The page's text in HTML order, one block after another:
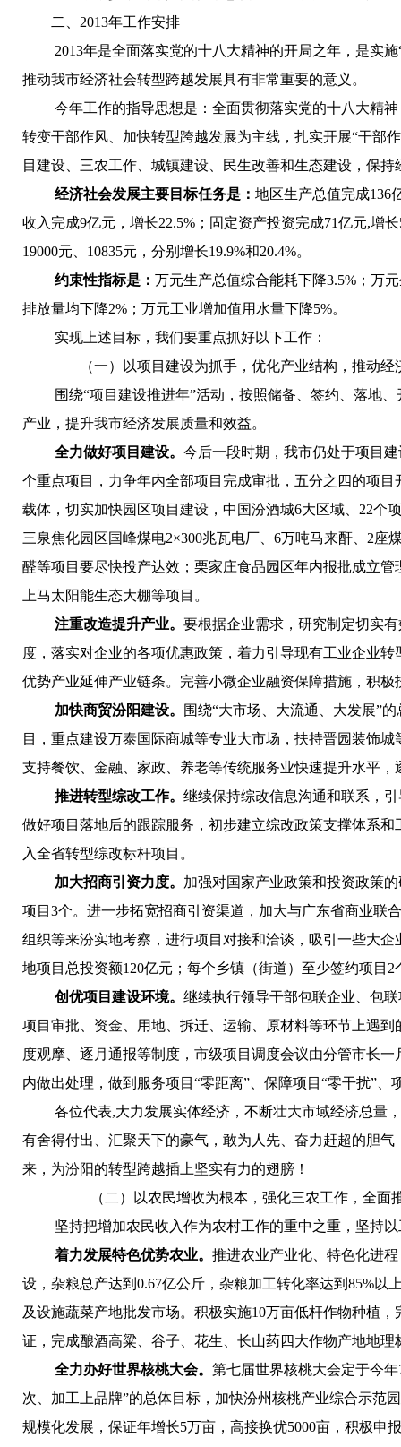
二、2013年工作安排
2013年是全面落实党的十八大精神的开局之年，是实
推动我市经济社会转型跨越发展具有非常重要的意义。
今年工作的指导思想是： 全面贯彻落实党的十八大精
转变干部作风、加快转型跨越发展为主线，扎实开展“干部
目建设、三农工作、城镇建设、民生改善和生态建设，保
经济社会发展主要目标任务是： 地区生产总值完成136
收入完成9亿元，增长22.5%；固定资产投资完成71亿元,增
19000元、10835元，分别增长19.9%和20.4%。
约束性指标是： 万元生产总值综合能耗下降3.5%；万
排放量均下降2%；万元工业增加值用水量下降5%。
实现上述目标，我们要重点抓好以下工作：
（一）以项目建设为抓手，优化产业结构，推动经
围绕“项目建设推进年”活动，按照储备、签约、落地
产业，提升我市经济发展质量和效益。
全力做好项目建设。 今后一段时期，我市仍处于项目
个重点项目，力争年内全部项目完成审批，五分之四的项
载体，切实加快园区项目建设，中国汾酒城6大区域、22个
三泉焦化园区国峰煤电2×300兆瓦电厂、6万吨马来酐、2
醛等项目要尽快投产达效；栗家庄食品园区年内报批成立
上马太阳能生态大棚等项目。
注重改造提升产业。 要根据企业需求，研究制定切实
度，落实对企业的各项优惠政策，着力引导现有工业企业
优势产业延伸产业链条。 完善小微企业融资保障措施，积极
加快商贸汾阳建设。
围绕“大市场、大流通、大发展”
目，重点建设万泰国际商城等专业大市场，扶持晋园装饰
支持餐饮、金融、家政、养老等传统服务业快速提升水平
推进转型综改工作。 继续保持综改信息沟通和联系，
做好项目落地后的跟踪服务，初步建立综改政策支撑体系
入全省转型综改标杆项目。
加大招商引资力度。 加强对国家产业政策和投资政策
项目3个。进一步拓宽招商引资渠道，加大与广东省商业联
组织等来汾实地考察，进行项目对接和洽谈，吸引一些大企
地项目总投资额120亿元；每个乡镇（街道）至少签约项目
创优项目建设环境。 继续执行领导干部包联企业、包
项目审批、资金、用地、拆迁、运输、原材料等环节上遇
度观摩、逐月通报等制度，市级项目调度会议由分管市长
内做出处理，做到服务项目“零距离”、保障项目“零干扰”、
各位代表,大力发展实体经济，不断壮大市域经济总量
有舍得付出、汇聚天下的豪气，敢为人先、奋力赶超的胆
来，为汾阳的转型跨越插上坚实有力的翅膀！
（二）以农民增收为根本，强化三农工作，全面
坚持把增加农民收入作为农村工作的重中之重，坚持
着力发展特色优势农业。 推进农业产业化、特色化进
设，杂粮总产达到0.67亿公斤，杂粮加工转化率达到85%以
及设施蔬菜产地批发市场。 积极实施10万亩低杆作物种植，
证，完成酿酒高粱、谷子、花生、长山药四大作物产地地理
全力办好世界核桃大会。 第七届世界核桃大会定于今
次、加工上品牌”的总体目标，加快汾州核桃产业综合示范
规模化发展，保证年增长5万亩，高接换优5000亩，积极申